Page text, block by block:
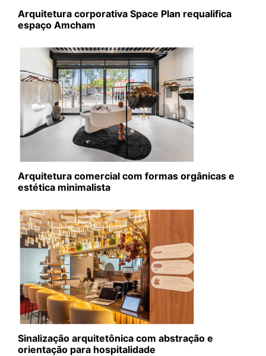
Arquitetura corporativa Space Plan requalifica
espaço Amcham
Arquitetura comercial com formas orgânicas e
estética minimalista
Sinalização arquitetônica com abstração e
orientação para hospitalidade